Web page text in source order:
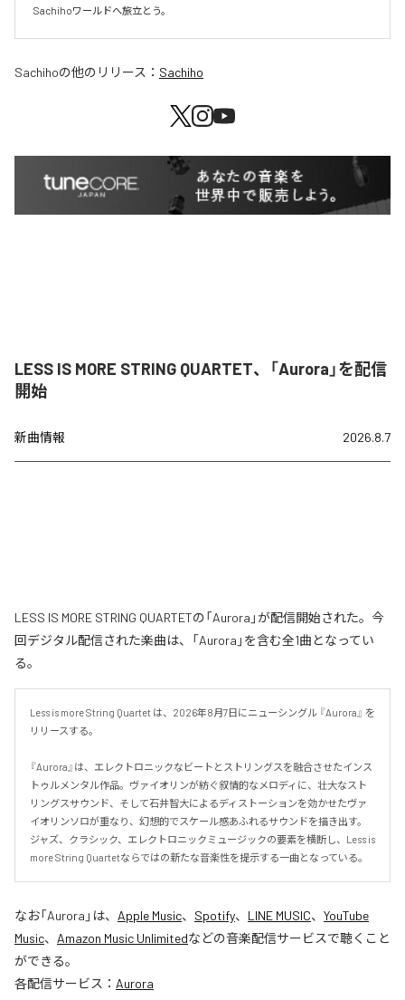
Sachihoワールドへ旅立とう。
Sachihoの他のリリース： Sachiho
LESS IS MORE STRING QUARTET、「Aurora」を配信
開始
新曲情報 2026.8.7
LESS IS MORE STRING QUARTETの「Aurora」が配信開始された。今
回デジタル配信された楽曲は、「Aurora」を含む全1曲となってい
る。
Less is more String Quartet は、2026年8月7日にニューシングル 『Aurora』 を
リリースする。
『Aurora』は、エレクトロニックなビートとストリングスを融合させたインス
トゥルメンタル作品。ヴァイオリンが紡ぐ叙情的なメロディに、壮大なスト
リングスサウンド、そして石井智大によるディストーションを効かせたヴァ
イオリンソロが重なり、幻想的でスケール感あふれるサウンドを描き出す。
ジャズ、クラシック、エレクトロニックミュージックの要素を横断し、Less is
more String Quartetならではの新たな音楽性を提示する一曲となっている。
なお「Aurora 」は、 Apple Music、 Spotify、 LINE MUSIC、 YouTube
Music、 Amazon Music Unlimitedなどの音楽配信サービスで聴くこと
ができる。
各配信サービス： Aurora